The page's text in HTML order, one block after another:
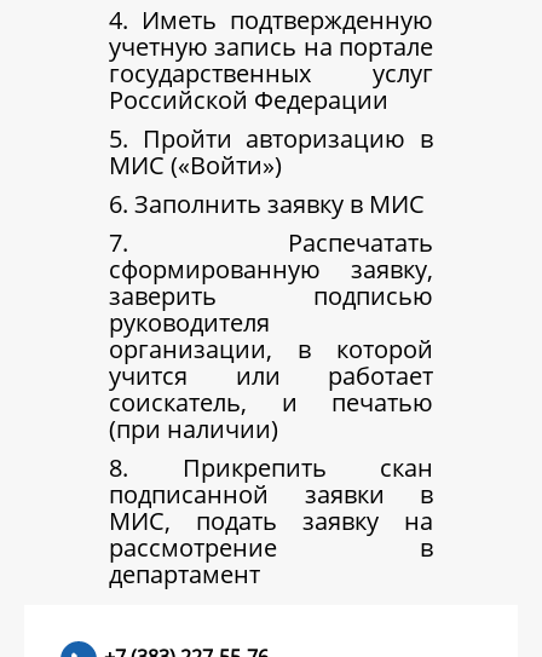
4. Иметь подтвержденную
учетную запись на портале
государственных услуг
Российской Федерации
5. Пройти авторизацию в
МИС («Войти»)
6. Заполнить заявку в МИС
7. Распечатать
сформированную заявку,
заверить подписью
руководителя
организации, в которой
учится или работает
соискатель, и печатью
(при наличии)
8. Прикрепить скан
подписанной заявки в
МИС, подать заявку на
рассмотрение в
департамент